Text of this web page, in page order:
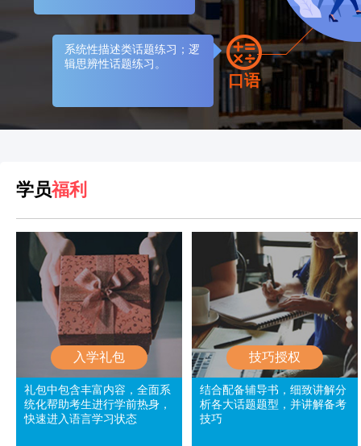
系统性描述类话题练习；逻
辑思辨性话题练习。
口语
学员福利
入学礼包
礼包中包含丰富内容，全面系
统化帮助考生进行学前热身，
快速进入语言学习状态
技巧授权
结合配备辅导书，细致讲解分
析各大话题题型，并讲解备考
技巧